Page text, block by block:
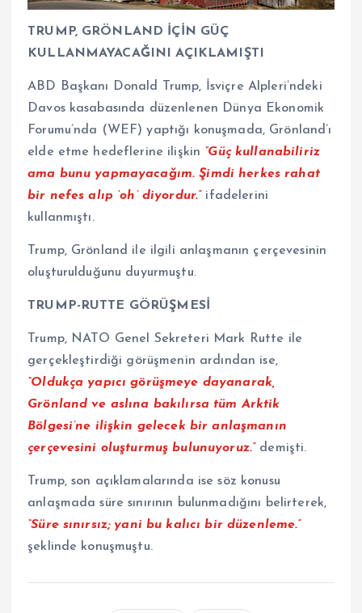
TRUMP, GRÖNLAND İÇİN GÜÇ
KULLANMAYACAĞINI AÇIKLAMIŞTI
ABD Başkanı Donald Trump, İsviçre Alpleri’ndeki
Davos kasabasında düzenlenen Dünya Ekonomik
Forumu’nda (WEF) yaptığı konuşmada, Grönland’ı
elde etme hedeflerine ilişkin “Güç kullanabiliriz
ama bunu yapmayacağım. Şimdi herkes rahat
bir nefes alıp ‘oh’ diyordur.”ifadelerini
kullanmıştı.
Trump, Grönland ile ilgili anlaşmanın çerçevesinin
oluşturulduğunu duyurmuştu.
TRUMP-RUTTE GÖRÜŞMESİ
Trump, NATO Genel Sekreteri Mark Rutte ile
gerçekleştirdiği görüşmenin ardından ise,
“Oldukça yapıcı görüşmeye dayanarak,
Grönland ve aslına bakılırsa tüm Arktik
Bölgesi’ne ilişkin gelecek bir anlaşmanın
çerçevesini oluşturmuş bulunuyoruz.”demişti.
Trump, son açıklamalarında ise söz konusu
anlaşmada süre sınırının bulunmadığını belirterek,
“Süre sınırsız; yani bu kalıcı bir düzenleme.”
şeklinde konuşmuştu.